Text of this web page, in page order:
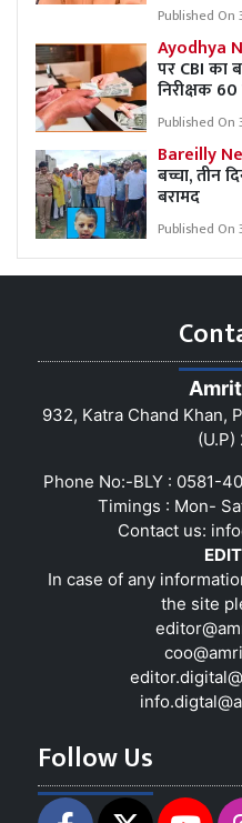
Published On
Ayodhya
पर CBI का
निरीक्षक
Published On
Bareilly
बच्चा, तीन
बरामद
Published On
932, Katra Chand Khan,
(U.P)
Phone No:-BLY : 0581-
Timings : Mon-
Contact us:
In case of any
the site
Follow Us